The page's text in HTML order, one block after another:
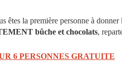
êtes la première personne à donner
bûche et chocolats,
6 PERSONNES GRATUITE